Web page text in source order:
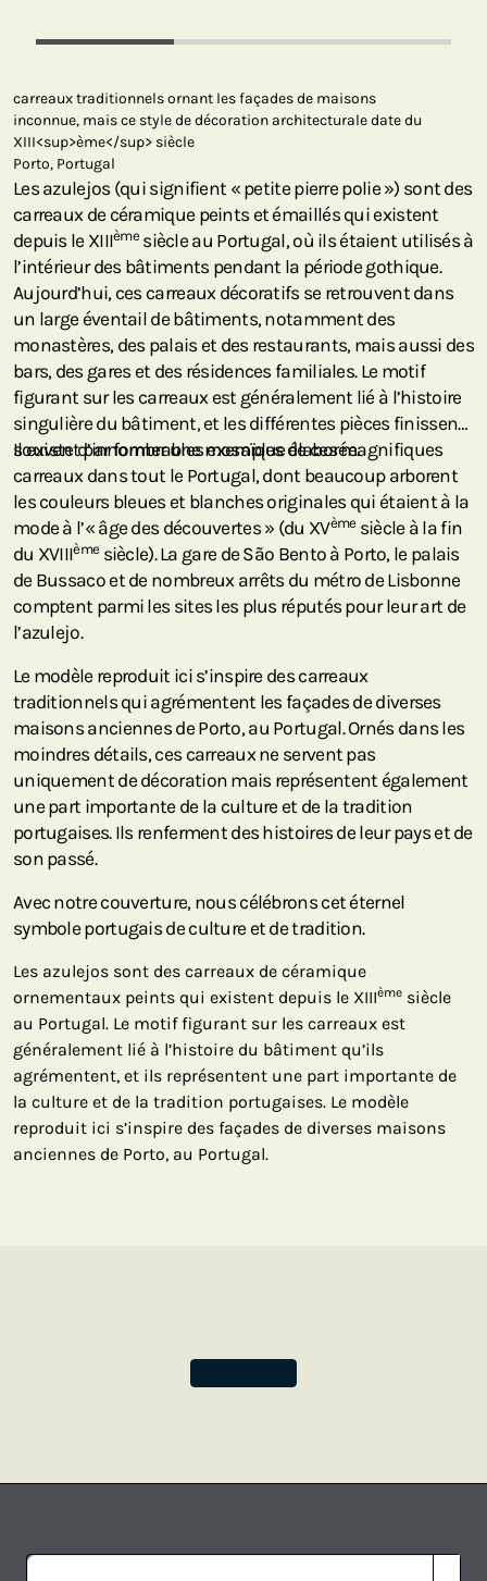
carreaux traditionnels ornant les façades de maisons
inconnue, mais ce style de décoration architecturale date du
XIII<sup>ème</sup> siècle
Porto, Portugal
Les azulejos (qui signifient « petite pierre polie ») sont des
carreaux de céramique peints et émaillés qui existent
depuis le XIIIème siècle au Portugal, où ils étaient utilisés à
l’intérieur des bâtiments pendant la période gothique.
Aujourd’hui, ces carreaux décoratifs se retrouvent dans
un large éventail de bâtiments, notamment des
monastères, des palais et des restaurants, mais aussi des
bars, des gares et des résidences familiales. Le motif
figurant sur les carreaux est généralement lié à l’histoire
singulière du bâtiment, et les différentes pièces finissent
souvent par former une mosaïque élaborée.
Il existe d’innombrables exemples de ces magnifiques
carreaux dans tout le Portugal, dont beaucoup arborent
les couleurs bleues et blanches originales qui étaient à la
mode à l’« âge des découvertes » (du XVème siècle à la fin
du XVIIIème siècle). La gare de São Bento à Porto, le palais
de Bussaco et de nombreux arrêts du métro de Lisbonne
comptent parmi les sites les plus réputés pour leur art de
l’azulejo.
Le modèle reproduit ici s’inspire des carreaux
traditionnels qui agrémentent les façades de diverses
maisons anciennes de Porto, au Portugal. Ornés dans les
moindres détails, ces carreaux ne servent pas
uniquement de décoration mais représentent également
une part importante de la culture et de la tradition
portugaises. Ils renferment des histoires de leur pays et de
son passé.
Avec notre couverture, nous célébrons cet éternel
symbole portugais de culture et de tradition.
Les azulejos sont des carreaux de céramique
ornementaux peints qui existent depuis le XIIIème siècle
au Portugal. Le motif figurant sur les carreaux est
généralement lié à l’histoire du bâtiment qu’ils
agrémentent, et ils représentent une part importante de
la culture et de la tradition portugaises. Le modèle
reproduit ici s’inspire des façades de diverses maisons
anciennes de Porto, au Portugal.